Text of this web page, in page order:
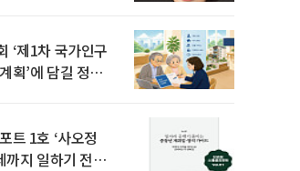
‘제1차 국가인구
획’에 담길 정책
트 1호 ‘사오정
지 일하기 전략’